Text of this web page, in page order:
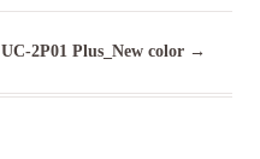
UC-2P01 Plus_New color →